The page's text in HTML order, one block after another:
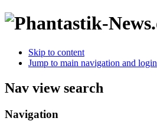
Skip to content
Jump to main navigation and login
Nav view search
Navigation